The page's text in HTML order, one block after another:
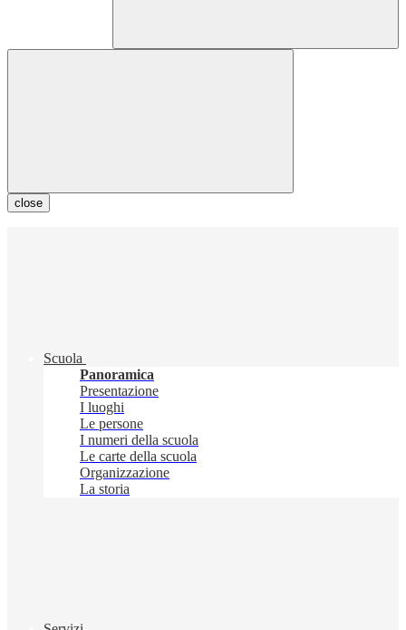
close
Scuola
Panoramica
Presentazione
I luoghi
Le persone
I numeri della scuola
Le carte della scuola
Organizzazione
La storia